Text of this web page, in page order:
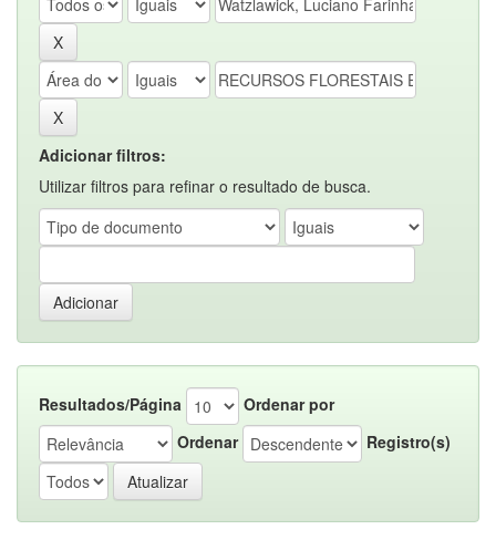
Adicionar filtros:
Utilizar filtros para refinar o resultado de busca.
Resultados/Página
Ordenar por
Ordenar
Registro(s)